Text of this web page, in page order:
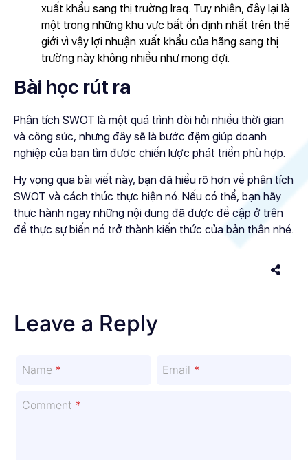
xuất khẩu sang thị trường Iraq. Tuy nhiên, đây lại là
một trong những khu vực bất ổn định nhất trên thế
giới vì vậy lợi nhuận xuất khẩu của hãng sang thị
trường này không nhiều như mong đợi.
Bài học rút ra
Phân tích SWOT là một quá trình đòi hỏi nhiều thời gian
và công sức, nhưng đây sẽ là bước đệm giúp doanh
nghiệp của bạn tìm được chiến lược phát triển phù hợp.
Hy vọng qua bài viết này, bạn đã hiểu rõ hơn về phân tích
SWOT và cách thức thực hiện nó. Nếu có thể, bạn hãy
thực hành ngay những nội dung đã được đề cập ở trên
để thực sự biến nó trở thành kiến thức của bản thân nhé.
Leave a Reply
Comment *
Name * Email *